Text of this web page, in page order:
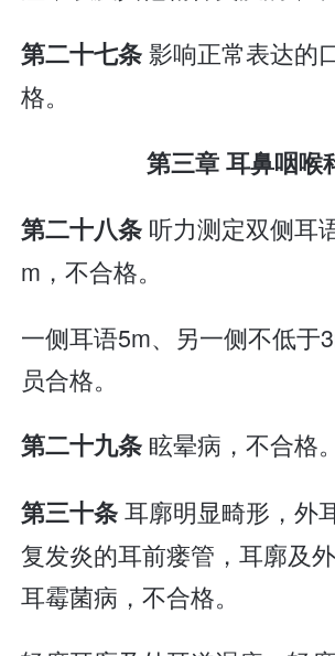
第二十七条影响正常表达的
格。
第三章 耳鼻咽喉
第二十八条 听力测定双侧耳
m，不合格。
一侧耳语5m、另一侧不低于
员合格。
第二十九条 眩晕病，不合格。
第三十条耳廓明显畸形，外
复发炎的耳前瘘管，耳廓及
耳霉菌病，不合格。